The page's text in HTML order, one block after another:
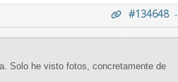
#134648-
Solo he visto fotos, concretamente de